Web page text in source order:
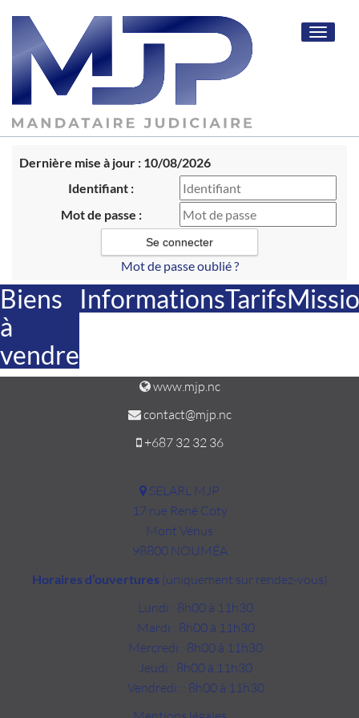
Toggle
Dernière mise à jour : 10/08/2026
Identifiant :
Mot de passe :
Mot de passe oublié ?
Biens
à
vendre
InformationsTarifs
www.mjp.nc
contact@mjp.nc
+687 32 32 36
SELARL MJP
17 rue René Coty
Mont Vénus
98800 NOUMÉA
Horaires d’ouvertures (uniquement sur rendez-vous)
Lundi : 8h00 à 11h30
Mardi : 8h00 à 11h30
Mercredi : 8h00 à 11h30
Jeudi : 8h00 à 11h30
Vendredi: : 8h00 à 11h30